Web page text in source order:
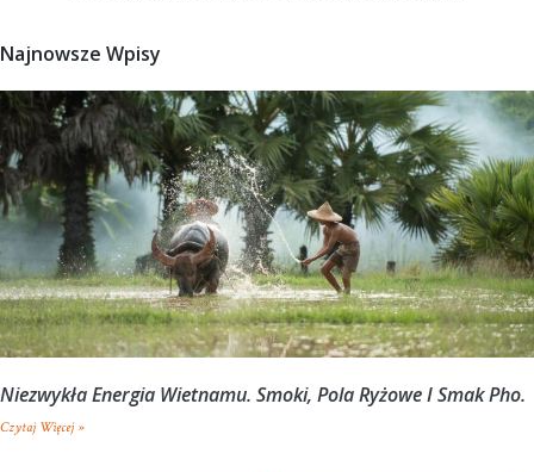
Najnowsze Wpisy
Niezwykła Energia Wietnamu. Smoki, Pola Ryżowe I Smak Pho.
Czytaj Więcej »